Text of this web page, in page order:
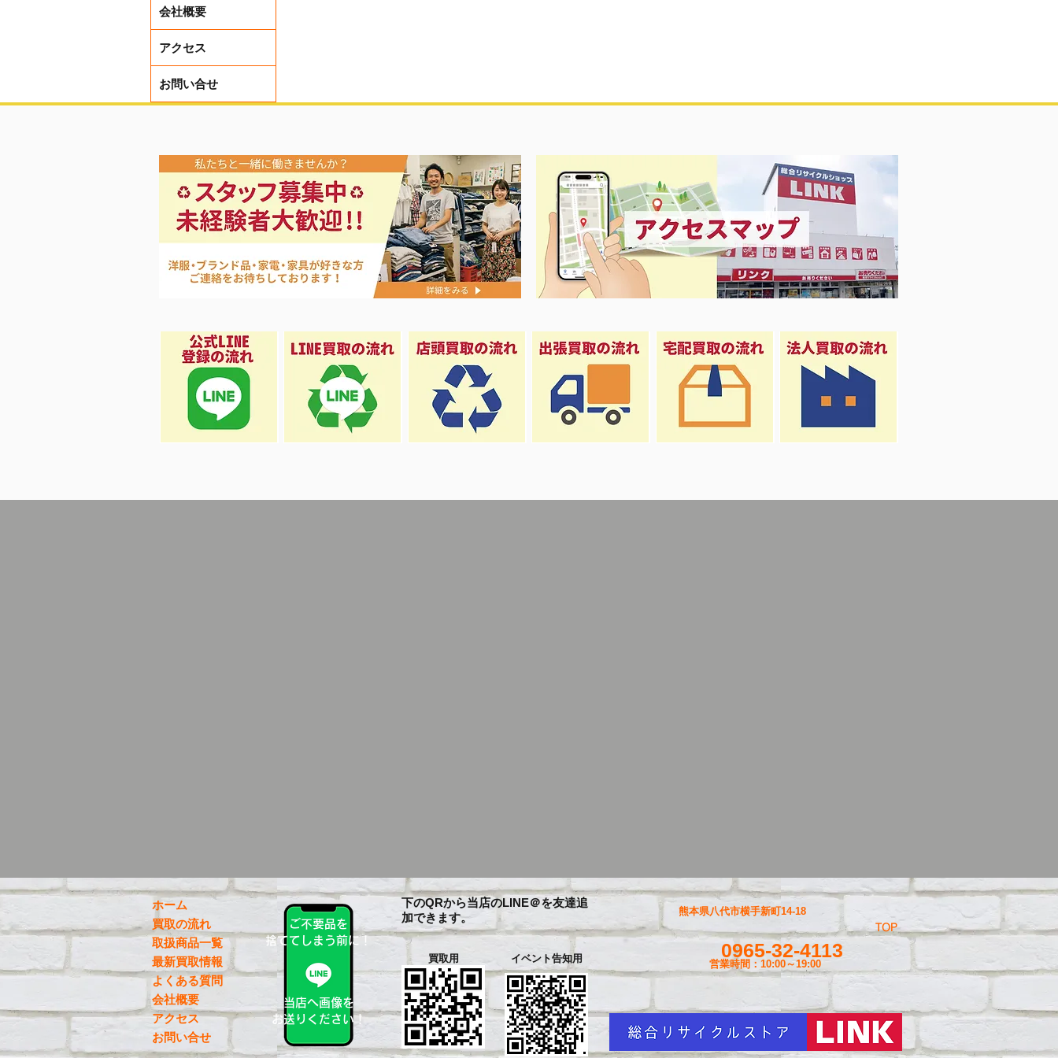
会社概要
アクセス
お問い合せ
ホーム
買取の流れ
取扱商品一覧
最新買取情報
よくある質問
会社概要
アクセス
お問い合せ
ご不要品を
捨ててしまう前に！
当店へ画像を
お送りください！
下のQRから当店のLINE＠を友達追
加できます。
買取用 イベント告知用
TOP
0965-32-4113
営業時間：10:00～19:00
熊本県八代市横手新町14-18